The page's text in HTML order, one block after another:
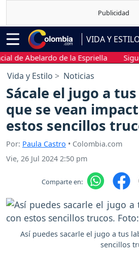
VIDA Y
Abelardo de la Espriella Sigue
Vida y Estilo Noticias
Sácale el jugo a
que se vean
estos sencillos
Por: Paula Castro • Colombia.com
Vie, 26 Jul 2024 2:50 pm
Comparte en:
Así puedes sacarle el jugo a tus
sencillos